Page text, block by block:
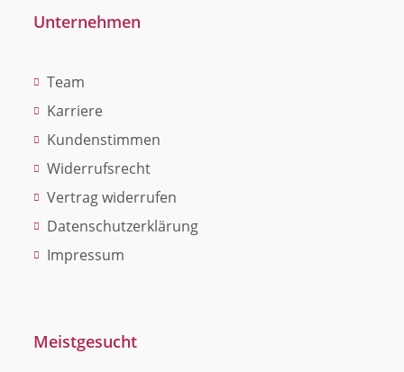
Unternehmen
Team
Karriere
Kundenstimmen
Widerrufsrecht
Vertrag widerrufen
Datenschutzerklärung
Impressum
Meistgesucht